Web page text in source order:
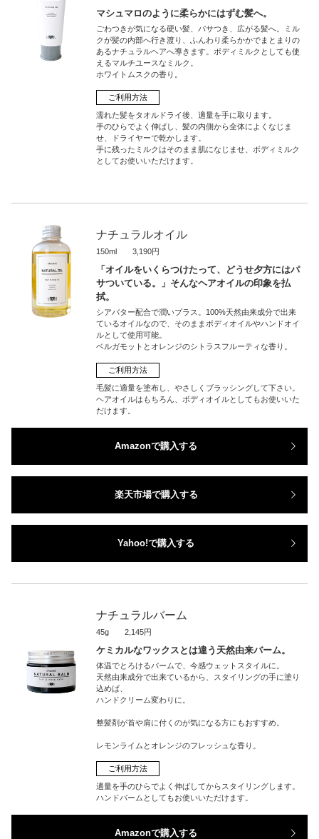
マシュマロのように柔らかにはずむ髪へ。
ごわつきが気になる硬い髪、パサつき、広がる髪へ。ミル
クが髪の内部へ行き渡り、ふんわり柔らかかでまとまりの
あるナチュラルヘアへ導きます。ボディミルクとしても使
えるマルチユースなミルク。
ホワイトムスクの香り。
ご利用方法
濡れた髪をタオルドライ後、適量を手に取ります。
手のひらでよく伸ばし、髪の内側から全体によくなじま
せ、ドライヤーで乾かします。
手に残ったミルクはそのまま肌になじませ、ボディミルク
としてお使いいただけます。
ナチュラルオイル
150ml 3,190円
「オイルをいくらつけたって、どうせ夕方にはパ
サついている。」そんなヘアオイルの印象を払
拭。
シアバター配合で潤いプラス。100%天然由来成分で出来
ているオイルなので、そのままボディオイルやハンドオイ
ルとして使用可能。
ベルガモットとオレンジのシトラスフルーティな香り。
ご利用方法
毛髪に適量を塗布し、やさしくブラッシングして下さい。
ヘアオイルはもちろん、ボディオイルとしてもお使いいた
だけます。
Amazonで購入する
楽天市場で購入する
Yahoo!で購入する
ナチュラルバーム
45g 2,145円
ケミカルなワックスとは違う天然由来バーム。
体温でとろけるバームで、今感ウェットスタイルに。
天然由来成分で出来ているから、スタイリングの手に塗り
込めば、
ハンドクリーム変わりに。
整髪剤が首や肩に付くのが気になる方にもおすすめ。
レモンライムとオレンジのフレッシュな香り。
ご利用方法
適量を手のひらでよく伸ばしてからスタイリングします。
ハンドバームとしてもお使いいただけます。
Amazonで購入する